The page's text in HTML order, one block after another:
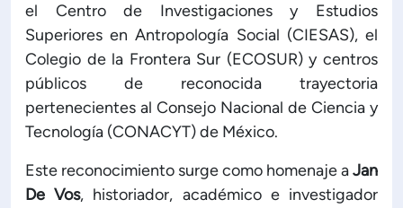
Académica
Secretaría General
de Ciencia y Tecnología
de Gestión Institucional
el Centro de Investigaciones y Estudios
Superiores en Antropología Social (CIESAS), el
Colegio de la Frontera Sur (ECOSUR) y centros
públicos de reconocida trayectoria
pertenecientes al Consejo Nacional de Ciencia y
Tecnología (CONACYT) de México.
Este reconocimiento surge como homenaje aJan
De Vos, historiador, académico e investigador